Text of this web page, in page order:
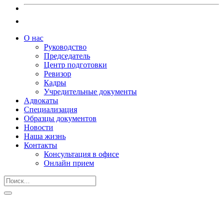
О нас
Руководство
Председатель
Центр подготовки
Ревизор
Кадры
Учредительные документы
Адвокаты
Специализация
Образцы документов
Новости
Наша жизнь
Контакты
Консультация в офисе
Онлайн прием